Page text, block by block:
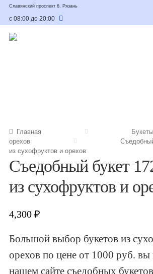
Славянский проспект 6, Рязань
с 08:00 до 20:00
Букет для мужчины
Букет из фруктов и овощей
Сладкие букеты из конфет
Букеты из сухофруктов и орехов
Овощные букеты
Главная
орехов
из сухофруктов и орехов
Съедобный букет
из сухофруктов и
4,300₽
Большой выбор букетов из
орехов по цене от 1000 руб. вы
нашем сайте съедобных